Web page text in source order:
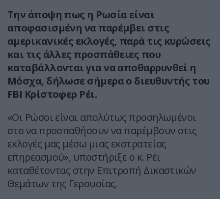
Την άποψη πως η Ρωσία είναι
αποφασισμένη να παρέμβει στις
αμερικανικές εκλογές, παρά τις κυρώσεις
και τις άλλες προσπάθειες που
καταβάλλονται για να αποθαρρυνθεί η
Μόσχα, δήλωσε σήμερα ο διευθυντής του
FBI Κρίστοφερ Ρέι.
«Οι Ρώσοι είναι απολύτως προσηλωμένοι
στο να προσπαθήσουν να παρέμβουν στις
εκλογές μας μέσω μιας εκστρατείας
επηρεασμού», υποστήριξε ο κ. Ρέι
καταθέτοντας στην Επιτροπή Δικαστικών
Θεμάτων της Γερουσίας.